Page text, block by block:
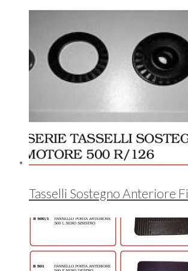
Tasselli Sostegno Anteriore